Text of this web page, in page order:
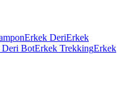
Erkek DeriErkek
Deri BotErkek TrekkingErkek